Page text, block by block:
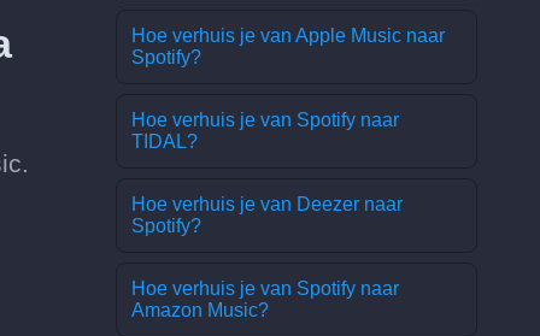
Hoe verhuis je van Apple Music naar
Spotify?
Hoe verhuis je van Spotify naar
TIDAL?
Hoe verhuis je van Deezer naar
Spotify?
Hoe verhuis je van Spotify naar
Amazon Music?